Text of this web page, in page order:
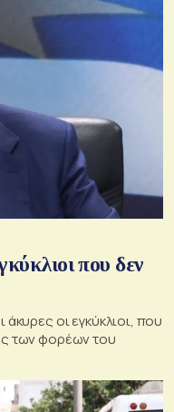
που δεν
οι εγκύκλιοι, που
των φορέων του